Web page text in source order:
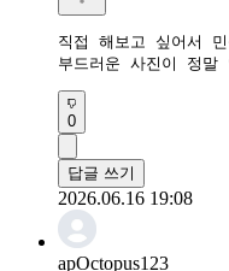
직접 해보고 싶어서
부드러운 사진이 정말
0
답글 쓰기
2026.06.16 19:08
apOctopus123